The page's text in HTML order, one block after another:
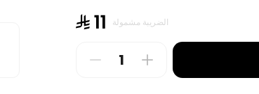
⁨⁦‪‬ 11⁩ الضريبة مشمولة